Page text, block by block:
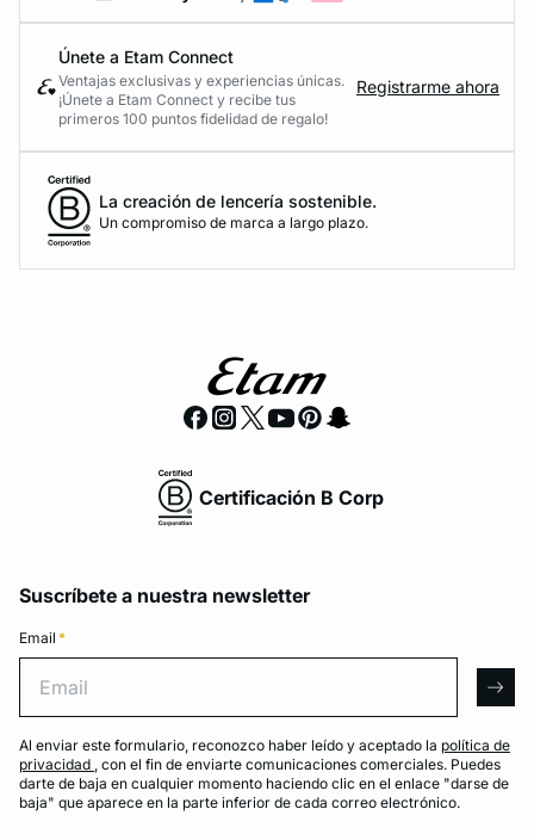
Únete a Etam Connect
Ventajas exclusivas y experiencias únicas.
¡Únete a Etam Connect y recibe tus
primeros 100 puntos fidelidad de regalo!
Registrarme ahora
La creación de lencería sostenible.
Un compromiso de marca a largo plazo.
Certificación B Corp
Suscríbete a nuestra newsletter
Email *
Al enviar este formulario, reconozco haber leído y aceptado la política de
privacidad , con el fin de enviarte comunicaciones comerciales. Puedes
darte de baja en cualquier momento haciendo clic en el enlace "darse de
baja" que aparece en la parte inferior de cada correo electrónico.